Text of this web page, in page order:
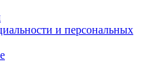
и персональных